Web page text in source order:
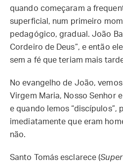
quando começaram a
superficial, num primeiro
pedagógico, gradual. João
Cordeiro de Deus”, e então
sem a fé que teriam mais
No evangelho de João,
Virgem Maria, Nosso Senhor
e quando lemos “discípulos”,
imediatamente que eram
não.
Santo Tomás esclarece (